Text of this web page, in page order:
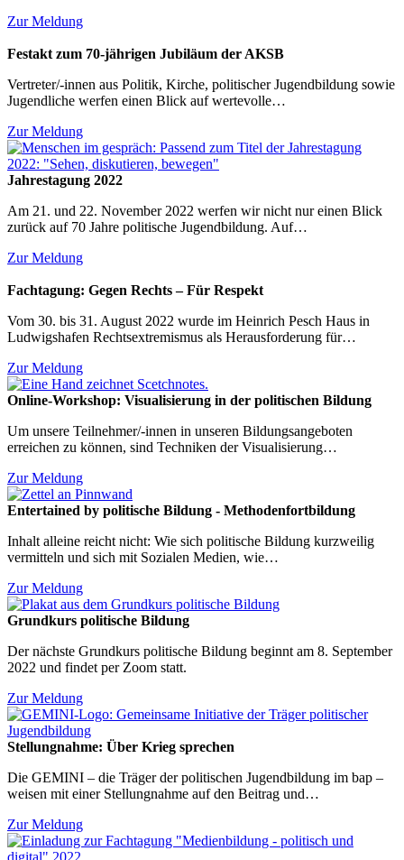
Zur Meldung
Festakt zum 70-jährigen Jubiläum der AKSB
Vertreter/-innen aus Politik, Kirche, politischer Jugendbildung sowie
Jugendliche werfen einen Blick auf wertevolle…
Zur Meldung
Jahrestagung 2022
Am 21. und 22. November 2022 werfen wir nicht nur einen Blick
zurück auf 70 Jahre politische Jugendbildung. Auf…
Zur Meldung
Fachtagung: Gegen Rechts – Für Respekt
Vom 30. bis 31. August 2022 wurde im Heinrich Pesch Haus in
Ludwigshafen Rechtsextremismus als Herausforderung für…
Zur Meldung
Online-Workshop: Visualisierung in der politischen Bildung
Um unsere Teilnehmer/-innen in unseren Bildungsangeboten
erreichen zu können, sind Techniken der Visualisierung…
Zur Meldung
Entertained by politische Bildung - Methodenfortbildung
Inhalt alleine reicht nicht: Wie sich politische Bildung kurzweilig
vermitteln und sich mit Sozialen Medien, wie…
Zur Meldung
Grundkurs politische Bildung
Der nächste Grundkurs politische Bildung beginnt am 8. September
2022 und findet per Zoom statt.
Zur Meldung
Stellungnahme: Über Krieg sprechen
Die GEMINI – die Träger der politischen Jugendbildung im bap –
weisen mit einer Stellungnahme auf den Beitrag und…
Zur Meldung